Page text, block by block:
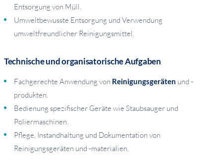
Entsorgung von Müll.
Umweltbewusste Entsorgung und Verwendung
umweltfreundlicher Reinigungsmittel.
Technische und organisatorische Aufgaben
Fachgerechte Anwendung von Reinigungsgeräten und -
produkten.
Bedienung spezifischer Geräte wie Staubsauger und
Poliermaschinen.
Pflege, Instandhaltung und Dokumentation von
Reinigungsgeräten und -materialien.